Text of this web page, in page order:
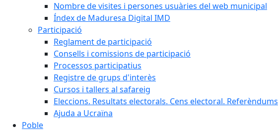
Nombre de visites i persones usuàries del web municipal
Índex de Maduresa Digital IMD
Participació
Reglament de participació
Consells i comissions de participació
Processos participatius
Registre de grups d'interès
Cursos i tallers al safareig
Eleccions. Resultats electorals. Cens electoral. Referèndums
Ajuda a Ucraïna
Poble